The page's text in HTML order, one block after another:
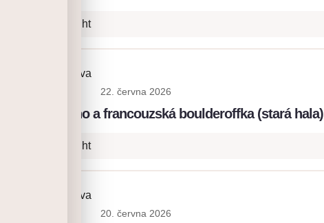
7+ Onsight
Daria Platova
22. června 2026
SmíchOFF: lano a francouzská boulderoffka (stará hala)
6+ Onsight
Daria Platova
20. června 2026